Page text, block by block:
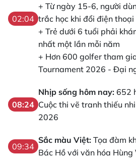
02:04
+ Từ ngày 15-6, người
trắc học khi đổi điện thoại
+ Trẻ dưới 6 tuổi phải
nhất một lần mỗi năm
+ Hơn 600 golfer tham
Tournament 2026 - Đại
08:24
Nhịp sống hôm nay: 652
Cuộc thi vẽ tranh thiếu
2026
09:34
Sắc màu Việt: Tọa đàm
Bác Hồ với văn hóa Hùng